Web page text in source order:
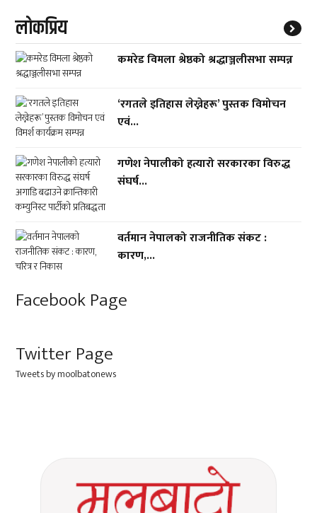
लाेकप्रिय
कमरेड विमला श्रेष्ठको श्रद्धाञ्जलीसभा सम्पन्न
‘रगतले इतिहास लेख्नेहरू’ पुस्तक विमोचन
एवं...
गणेश नेपालीको हत्यारो सरकारका विरुद्ध
संघर्ष...
वर्तमान नेपालको राजनीतिक संकट :
कारण,...
Facebook Page
Twitter Page
Tweets by moolbatonews